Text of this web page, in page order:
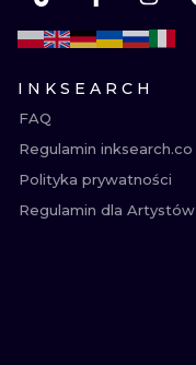
INKSEARCH
FAQ
Regulamin inksearch.co
Polityka prywatności
Regulamin dla Artystów